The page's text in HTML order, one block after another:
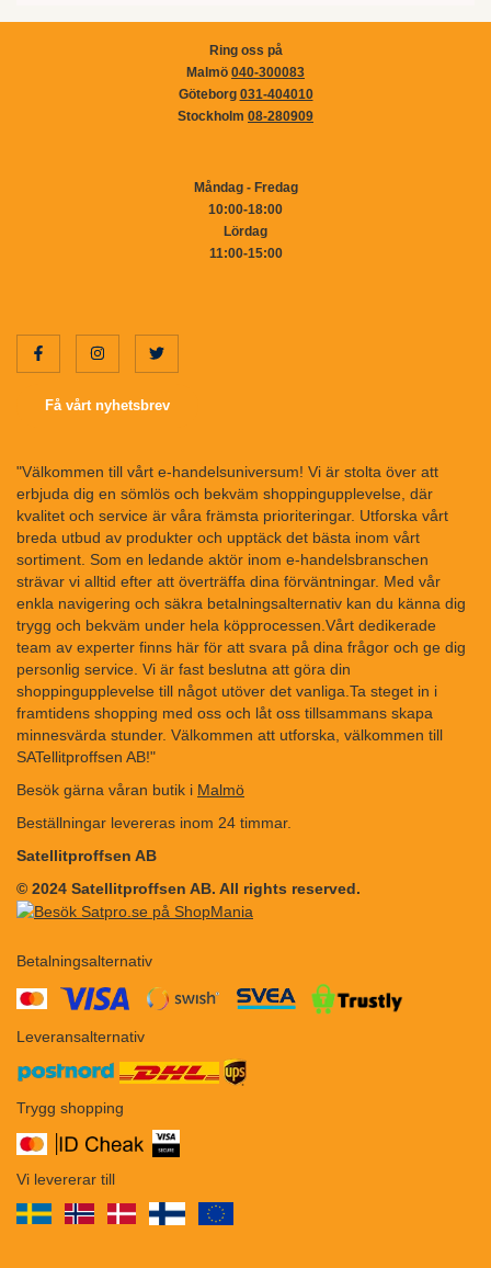
Ring oss på
Malmö 040-300083
Göteborg 031-404010
Stockholm 08-280909
Måndag - Fredag
10:00-18:00
Lördag
11:00-15:00
Få vårt nyhetsbrev
"Välkommen till vårt e-handelsuniversum! Vi är stolta över att
erbjuda dig en sömlös och bekväm shoppingupplevelse, där
kvalitet och service är våra främsta prioriteringar. Utforska vårt
breda utbud av produkter och upptäck det bästa inom vårt
sortiment. Som en ledande aktör inom e-handelsbranschen
strävar vi alltid efter att överträffa dina förväntningar. Med vår
enkla navigering och säkra betalningsalternativ kan du känna dig
trygg och bekväm under hela köpprocessen.Vårt dedikerade
team av experter finns här för att svara på dina frågor och ge dig
personlig service. Vi är fast beslutna att göra din
shoppingupplevelse till något utöver det vanliga.Ta steget in i
framtidens shopping med oss och låt oss tillsammans skapa
minnesvärda stunder. Välkommen att utforska, välkommen till
SATellitproffsen AB!"
Besök gärna våran butik i Malmö
Beställningar levereras inom 24 timmar.
Satellitproffsen AB
© 2024 Satellitproffsen AB. All rights reserved.
Betalningsalternativ
Leveransalternativ
Trygg shopping
Vi levererar till